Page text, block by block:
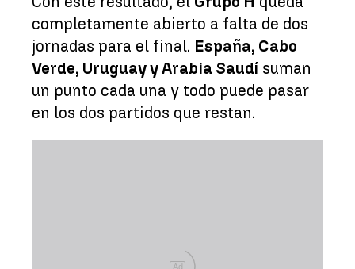
completamente abierto a falta de dos
jornadas para el final. España, Cabo
Verde, Uruguay y Arabia Saudí suman
un punto cada una y todo puede pasar
en los dos partidos que restan.
Ad